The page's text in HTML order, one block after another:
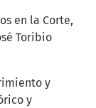
en la Corte,
Toribio
y
y